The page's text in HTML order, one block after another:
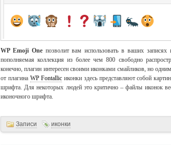
WP Emoji Oneпозволит вам использовать в ваших записях
пополняемая коллекция из более чем 800 свободно
конечно, плагин интересен своими иконками смайликов, но
от плагина WP Fontallic иконки здесь представляют собой
шрифта. Для некоторых людей это критично – файлы иконок
иконочного шрифта.
Записи иконки